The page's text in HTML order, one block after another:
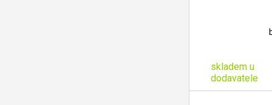
skladem u
dodavatele